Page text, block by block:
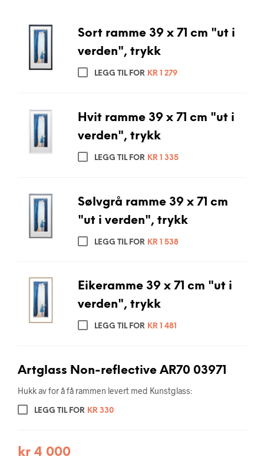
Sort ramme 39 x 71 cm "ut i
verden", trykk
LEGG TIL FOR KR1 279
Hvit ramme 39 x 71 cm "ut i
verden", trykk
LEGG TIL FOR KR1 335
Sølvgrå ramme 39 x 71 cm
"ut i verden", trykk
LEGG TIL FOR KR 1 538
Eikeramme 39 x 71 cm "ut i
verden", trykk
LEGG TIL FOR KR1 481
Artglass Non-reflective AR70 03971
Hukk av for å få rammen levert med Kunstglass:
LEGG TIL FOR KR 330
kr 4 000